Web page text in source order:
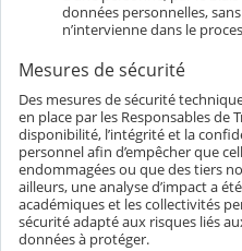
données personnelles,
n’intervienne dans le
Mesures de sécurité
Des mesures de sécurité
en place par les Responsables de
disponibilité, l’intégrité et la
personnel afin d’empêcher que
endommagées ou que des tiers
ailleurs, une analyse d’impact a
académiques et les collectivités
sécurité adapté aux risques liés
données à protéger.